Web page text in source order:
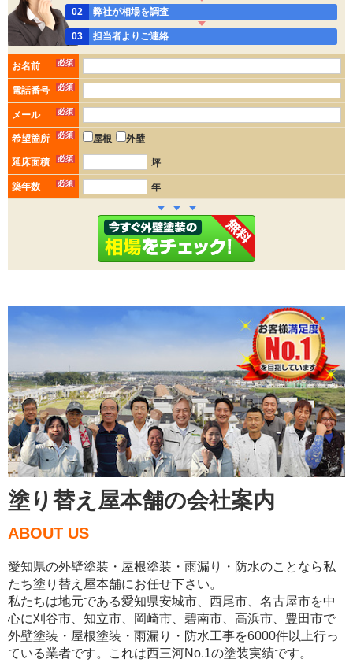
02 弊社が相場を調査
03 担当者よりご連絡
お名前 必須
電話番号 必須
メール 必須
希望箇所 必須 屋根 外壁
延床面積 必須 坪
築年数 必須 年
塗り替え屋本舗の会社案内
ABOUT US
愛知県の外壁塗装・屋根塗装・雨漏り・防水のことなら私
たち塗り替え屋本舗にお任せ下さい。
私たちは地元である愛知県安城市、西尾市、名古屋市を中
心に刈谷市、知立市、岡崎市、碧南市、高浜市、豊田市で
外壁塗装・屋根塗装・雨漏り・防水工事を6000件以上行っ
ている業者です。これは西三河No.1の塗装実績です。